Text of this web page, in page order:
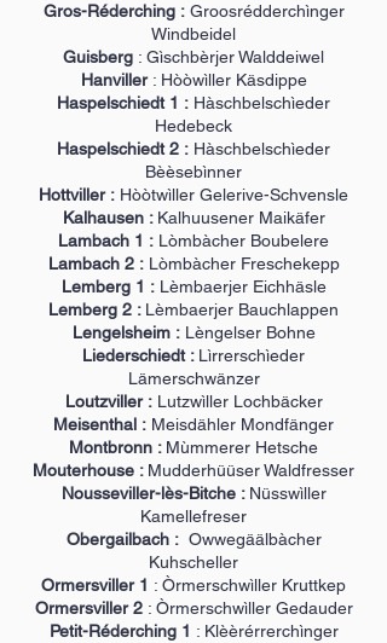
Gros-Réderching :Groosrédderchìnger
Windbeidel
Guisberg : Gìschbèrjer Walddeiwel
Hanviller : Hòòwìller Käsdippe
Haspelschiedt 1 : Hàschbelschìeder
Hedebeck
Haspelschiedt 2 : Hàschbelschìeder
Bèèsebìnner
Hottviller : Hòòtwìller Gelerive-Schvensle
Kalhausen : Kalhuusener Maikäfer
Lambach 1 : Lòmbàcher Boubelere
Lambach 2 :Lòmbàcher Freschekepp
Lemberg 1 :Lèmbaerjer Eichhäsle
Lemberg 2 : Lèmbaerjer Bauchlappen
Lengelsheim :Lèngelser Bohne
Liederschiedt : Lìrrerschìeder
Lämerschwänzer
Loutzviller :Lutzwìller Lochbäcker
Meisenthal : Meisdähler Mondfänger
Montbronn : Mùmmerer Hetsche
Mouterhouse : Mudderhüüser Waldfresser
Nousseviller-lès-Bitche : Nüsswìller
Kamellefreser
Obergailbach :Owwegäälbàcher
Kuhscheller
Ormersviller 1 : Òrmerschwìller Kruttkep
Ormersviller 2 : Òrmerschwìller Gedauder
Petit-Réderching 1 : Klèèrérrerchìnger